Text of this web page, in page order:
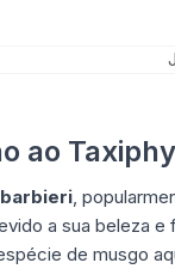
ao
,
a sua beleza
de musgo